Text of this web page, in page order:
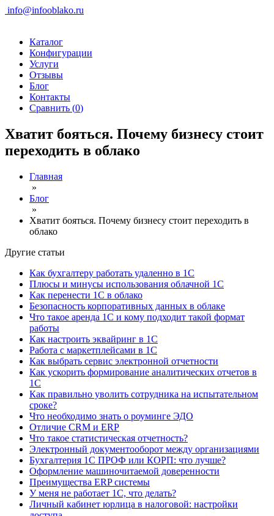
info@infooblako.ru
Каталог
Конфигурации
Услуги
Отзывы
Блог
Контакты
Сравнить (0)
Хватит бояться. Почему бизнесу стоит
переходить в облако
Главная
»
Блог
»
Хватит бояться. Почему бизнесу стоит переходить в
облако
Другие статьи
Как бухгалтеру работать удаленно в 1С
Плюсы и минусы использования облачной 1С
Как перенести 1С в облако
Безопасность корпоративных данных в облаке
Что такое аренда 1С и кому подходит такой формат
работы
Как настроить эквайринг в 1С
Работа с маркетплейсами в 1С
Как выбрать сервис электронной отчетности
Как ускорить формирование аналитических отчетов в
1С
Как правильно уволить сотрудника на испытательном
сроке?
Что необходимо знать о роуминге ЭДО
Отличие CRM и ERP
Что такое статистическая отчетность?
Электронный документооборот между организациями
Бухгалтерия 1С ПРОФ или КОРП: что лучше?
Оформление машиночитаемой доверенности
Преимущества ERP системы
У меня не работает 1С, что делать?
Личный кабинет юрлица в налоговой: настройки